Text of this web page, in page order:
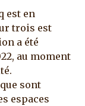
est en
trois est
a été
au moment
sont
espaces